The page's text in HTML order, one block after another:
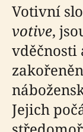
Votivní
votive,
vděčnosti
Jejich